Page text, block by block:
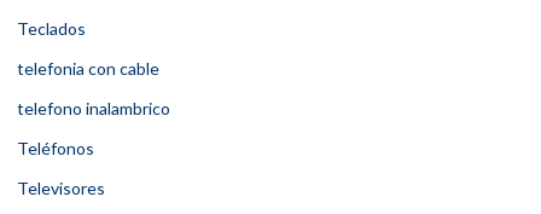
Teclados
telefonia con cable
telefono inalambrico
Teléfonos
Televisores